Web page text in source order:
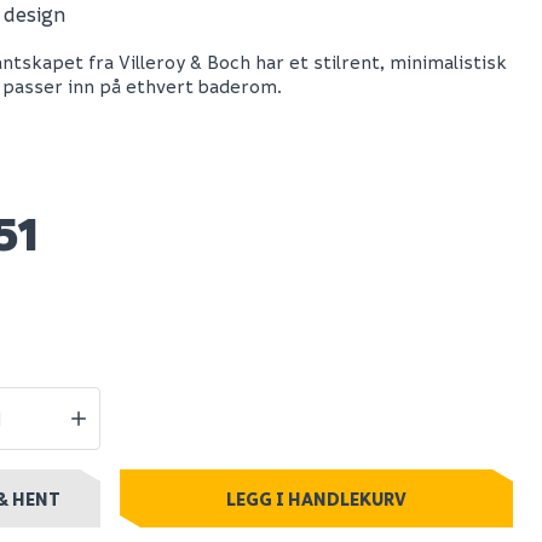
1 skuff
V&b antao
servantskap 1 skuff
rillet 1000x360x500
fra Villeroy & Boch har et stilrent, minimalistisk
inn på ethvert baderom.
HENT LEGG I HANDLEKURV